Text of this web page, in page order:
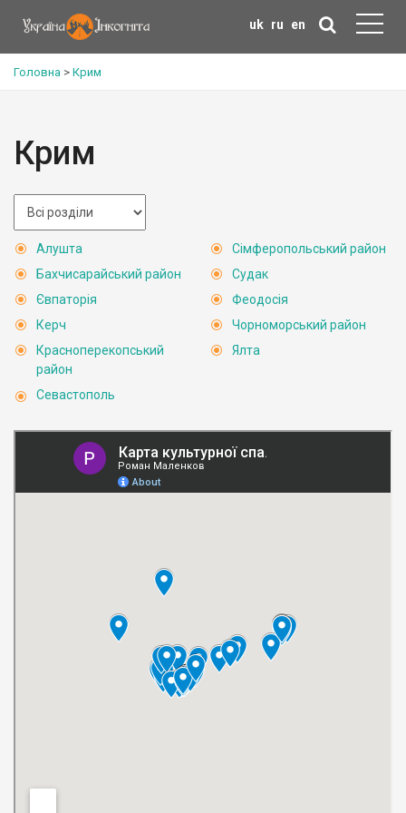
uk ru en
Головна > Крим
Крим
Алушта
Бахчисарайський район
Євпаторія
Керч
Красноперекопський
район
Севастополь
Сімферопольський район
Судак
Феодосія
Чорноморський район
Ялта